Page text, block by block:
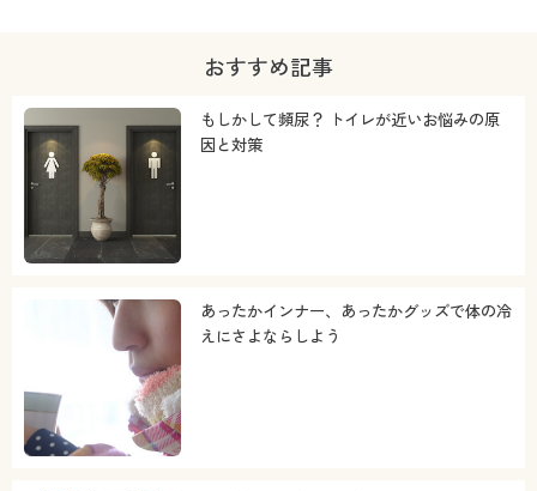
おすすめ記事
もしかして頻尿？ トイレが近いお悩みの原
因と対策
あったかインナー、あったかグッズで体の冷
えにさよならしよう